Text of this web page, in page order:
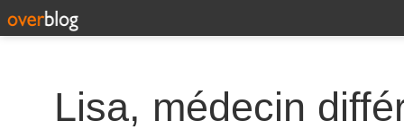
Lisa, médecin